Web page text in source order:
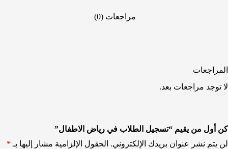
مراجعات (0)
المراجعات
لا توجد مراجعات بعد.
كن أول من يقيم “تسجيل الطلاب في رياض الاطفال”
لن يتم نشر عنوان بريدك الإلكتروني. الحقول الإلزامية مشار إليها بـ *